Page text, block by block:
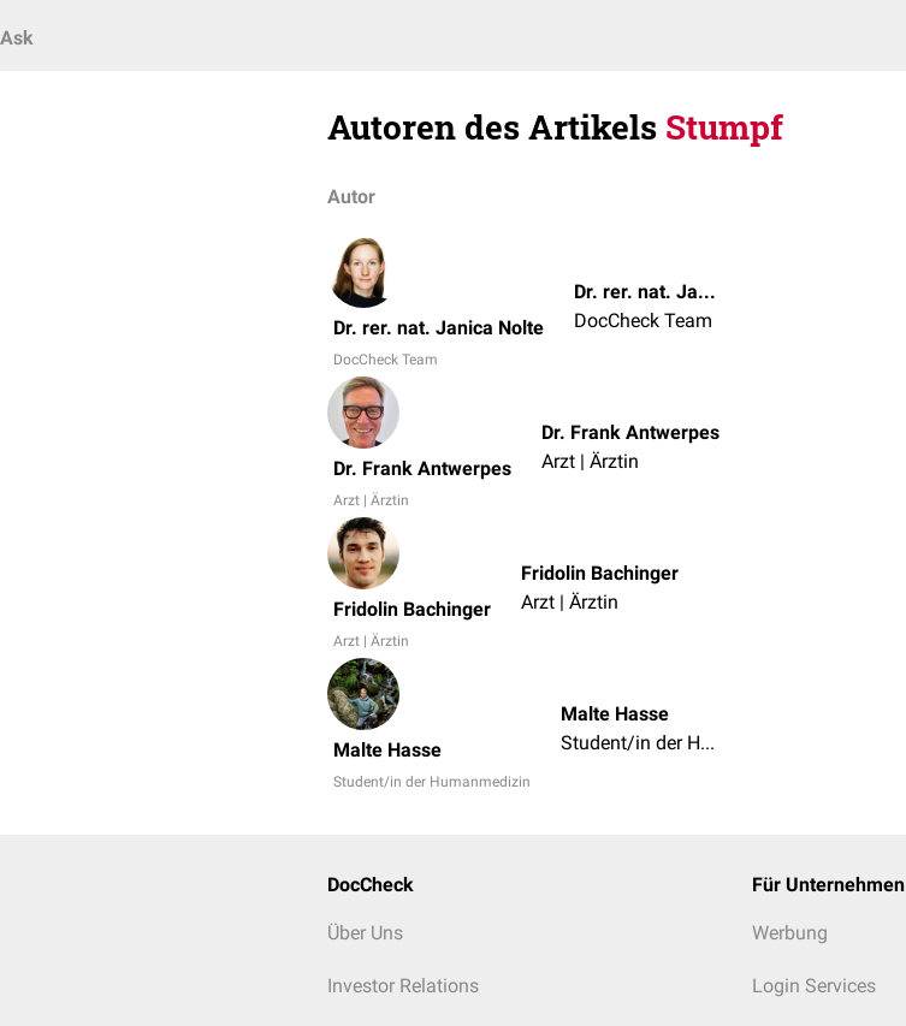
Ask
Autoren des Artikels Stumpf
Autor
Dr. rer. nat. Janica Nolte
DocCheck Team
Dr. rer. nat. Janica Nolte
DocCheck Team
Dr. Frank Antwerpes
Arzt | Ärztin
Dr. Frank Antwerpes
Arzt | Ärztin
Fridolin Bachinger
Arzt | Ärztin
Fridolin Bachinger
Arzt | Ärztin
Malte Hasse
Student/in der Humanmedizin
Malte Hasse
Student/in der Humanmedizin
DocCheck
Über Uns
Investor Relations
Für Unternehmen
Werbung
Login Services